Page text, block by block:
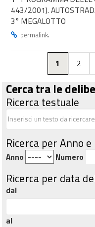
443/2001).
3° MEGALOTTO
permalink.
1 2
Cerca tra le
Ricerca testuale
Ricerca per Anno
Anno Numero
Ricerca per data
dal
al